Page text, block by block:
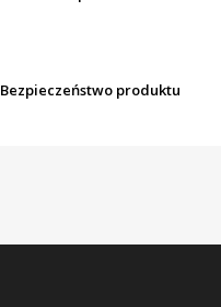
Bezpieczeństwo produktu